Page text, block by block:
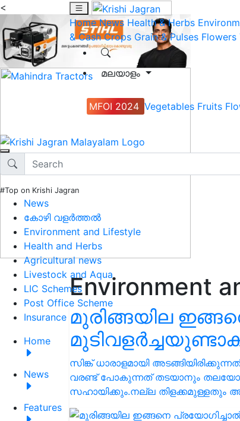
<
Home News Health & Herbs
& Cash Crops Grain & Pulses Flowers
മലയാളം
MFOI 2024 Vegetables Fruits
#Top on Krishi Jagran
News
കോഴി വളർത്തൽ
Environment and Lifestyle
Health and Herbs
Agricultural news
Livestock and Aqua
LIC Schemes
Post Office Scheme
Insurance
Home
News
Features
Environment
മുരിങ്ങയില
സിങ്ക് ധാരാളമായി
വരണ്ട് പോകുന്നത് തടയാനും
സഹായിക്കും.നല്ല